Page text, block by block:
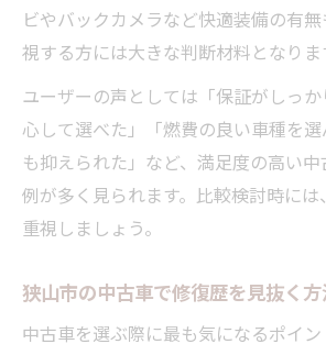
ビやバックカメラなど快適装備の有
視する方には大きな判断材料となりま
ユーザーの声としては「保証がしっ
心して選べた」「燃費の良い車種を
も抑えられた」など、満足度の高い
例が多く見られます。比較検討時に
重視しましょう。
狭山市の中古車で修復歴を見抜く
中古車を選ぶ際に最も気になるポイ